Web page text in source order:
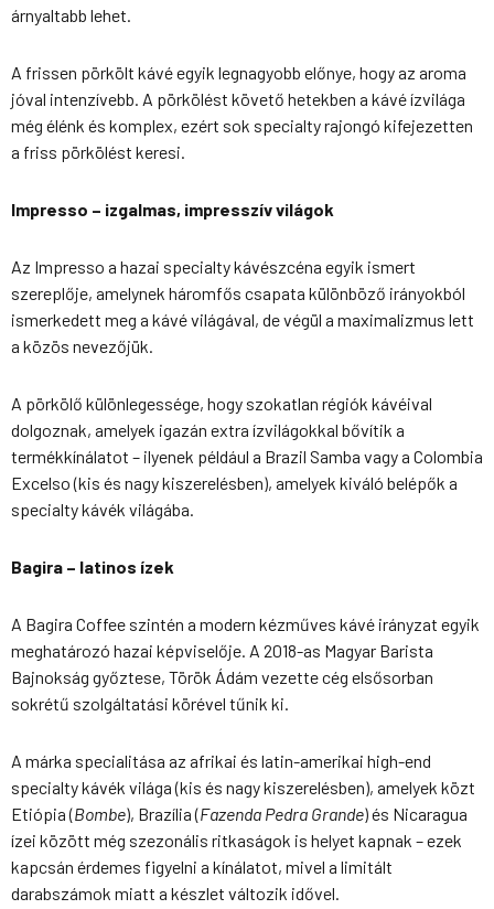
árnyaltabb lehet.
A frissen pörkölt kávé egyik legnagyobb előnye, hogy az aroma
jóval intenzívebb. A pörkölést követő hetekben a kávé ízvilága
még élénk és komplex, ezért sok specialty rajongó kifejezetten
a friss pörkölést keresi.
Impresso – izgalmas, impresszív világok
Az Impresso a hazai specialty kávészcéna egyik ismert
szereplője, amelynek háromfős csapata különböző irányokból
ismerkedett meg a kávé világával, de végül a maximalizmus lett
a közös nevezőjük.
A pörkölő különlegessége, hogy szokatlan régiók kávéival
dolgoznak, amelyek igazán extra ízvilágokkal bővítik a
termékkínálatot – ilyenek például a Brazil Samba vagy a Colombia
Excelso(kis és nagy kiszerelésben), amelyek kiváló belépők a
specialty kávék világába.
Bagira – latinos ízek
A Bagira Coffee szintén a modern kézműves kávé irányzat egyik
meghatározó hazai képviselője. A 2018-as Magyar Barista
Bajnokság győztese, Török Ádám vezette cég elsősorban
sokrétű szolgáltatási körével tűnik ki.
A márka specialitása az afrikai és latin-amerikai high-end
specialty kávék világa (kis és nagy kiszerelésben), amelyek közt
Etiópia (Bombe), Brazília (Fazenda Pedra Grande) és Nicaragua
ízei között még szezonális ritkaságok is helyet kapnak – ezek
kapcsán érdemes figyelni a kínálatot, mivel a limitált
darabszámok miatt a készlet változik idővel.